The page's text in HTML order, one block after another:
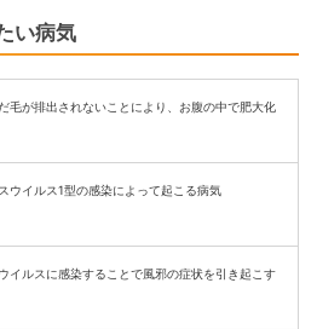
い病気
毛が排出されないことにより、お腹の中で肥大化
ウイルス1型の感染によって起こる病気
イルスに感染することで風邪の症状を引き起こす